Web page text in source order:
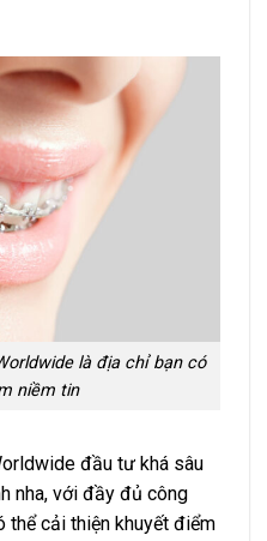
là địa chỉ bạn có
niềm tin
đầu tư khá sâu
nha, với đầy đủ công
thể cải thiện khuyết điểm